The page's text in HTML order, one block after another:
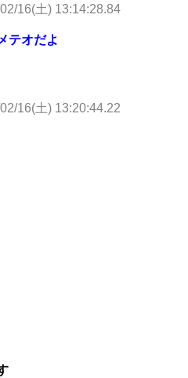
16(土) 13:14:28.84
テオだよ
16(土) 13:20:44.22